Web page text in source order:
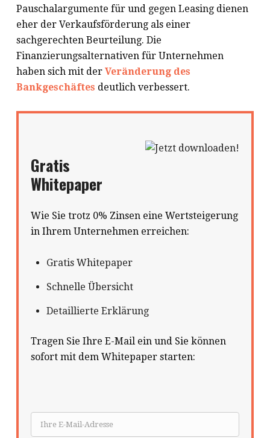
Pauschalargumente für und gegen Leasing dienen
eher der Verkaufsförderung als einer
sachgerechten Beurteilung. Die
Finanzierungsalternativen für Unternehmen
haben sich mit der Veränderung des
Bankgeschäftes deutlich verbessert.
Gratis
Whitepaper
Wie Sie trotz 0% Zinsen eine Wertsteigerung
in Ihrem Unternehmen erreichen:
Gratis Whitepaper
Schnelle Übersicht
Detaillierte Erklärung
Tragen Sie Ihre E-Mail ein und Sie können
sofort mit dem Whitepaper starten: